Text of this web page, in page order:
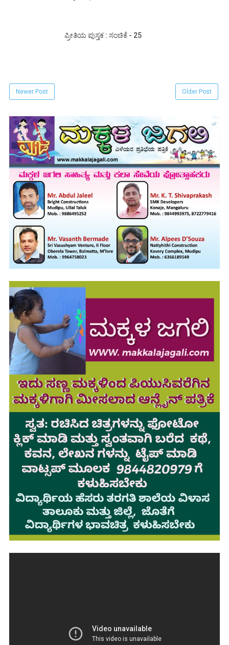
ಪ್ರೀತಿಯ ಪುಸ್ತಕ : ಸಂಚಿಕೆ - 25
Newer Post Older Post